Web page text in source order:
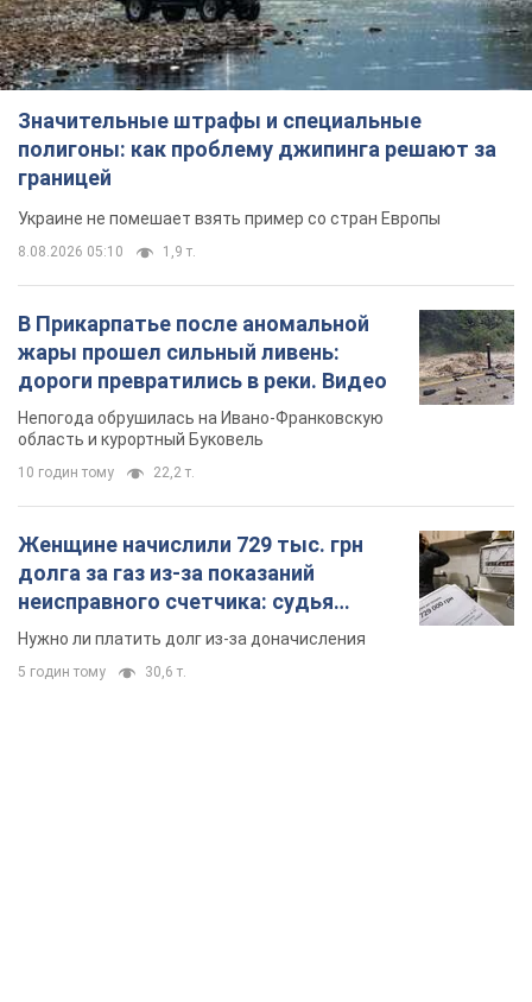
Значительные штрафы и специальные
полигоны: как проблему джипинга решают за
границей
Украине не помешает взять пример со стран Европы
8.08.2026 05:10 1,9 т.
В Прикарпатье после аномальной
жары прошел сильный ливень:
дороги превратились в реки. Видео
Непогода обрушилась на Ивано-Франковскую
область и курортный Буковель
10 годин тому 22,2 т.
Женщине начислили 729 тыс. грн
долга за газ из-за показаний
неисправного счетчика: судья
вынес неожиданное решение
Нужно ли платить долг из-за доначисления
5 годин тому 30,6 т.